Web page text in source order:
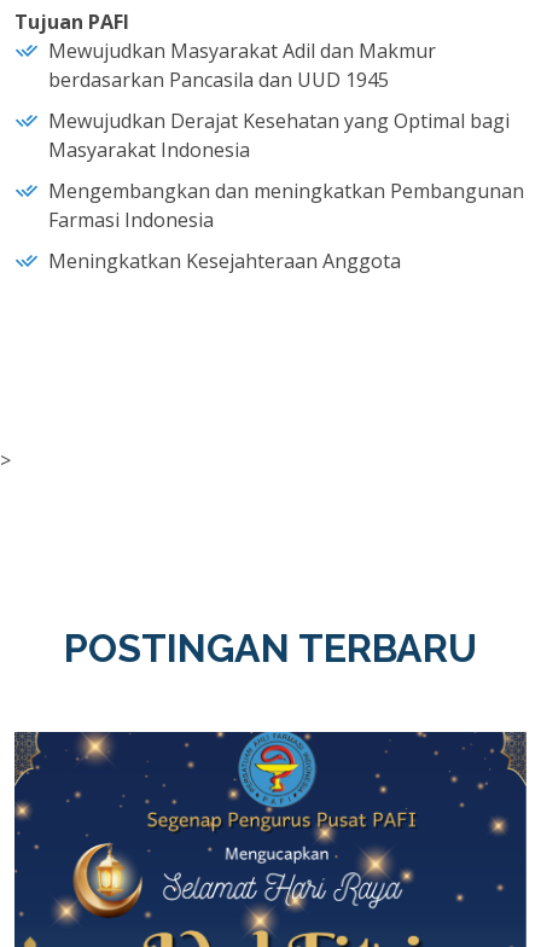
Tujuan PAFI
Mewujudkan Masyarakat Adil dan Makmur
berdasarkan Pancasila dan UUD 1945
Mewujudkan Derajat Kesehatan yang Optimal bagi
Masyarakat Indonesia
Mengembangkan dan meningkatkan Pembangunan
Farmasi Indonesia
Meningkatkan Kesejahteraan Anggota
>
POSTINGAN TERBARU